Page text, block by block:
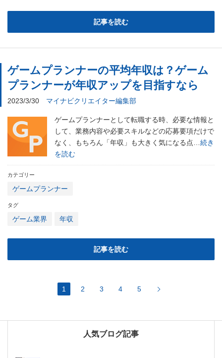
記事を読む
ゲームプランナーの平均年収は？ゲーム
プランナーが年収アップを目指すなら
2023/3/30 マイナビクリエイター編集部
ゲームプランナーとして転職する時、必要な情報と
して、業務内容や必要スキルなどの応募要項だけで
なく、もちろん「年収」も大きく気になる点… 続き
を読む
カテゴリー
ゲームプランナー
タグ
ゲーム業界 年収
記事を読む
1 2 3 4 5
人気ブログ記事